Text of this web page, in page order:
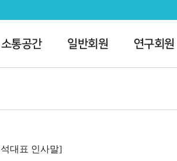
소통공간 일반회원 연구회원
대표 인사말]